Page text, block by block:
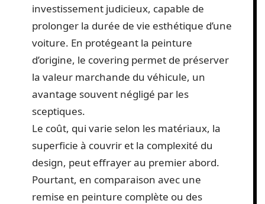
investissement judicieux, capable de
prolonger la durée de vie esthétique d’une
voiture. En protégeant la peinture
d’origine, le covering permet de préserver
la valeur marchande du véhicule, un
avantage souvent négligé par les
sceptiques.
Le coût, qui varie selon les matériaux, la
superficie à couvrir et la complexité du
design, peut effrayer au premier abord.
Pourtant, en comparaison avec une
remise en peinture complète ou des